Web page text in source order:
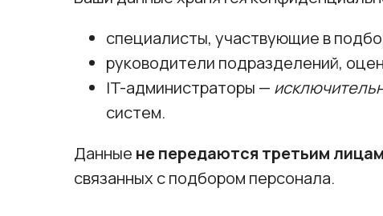
специалисты, участвующие в
руководители подразделений,
IT-администраторы —
систем.
Данные не передаются третьим лицам
связанных с подбором персонала.